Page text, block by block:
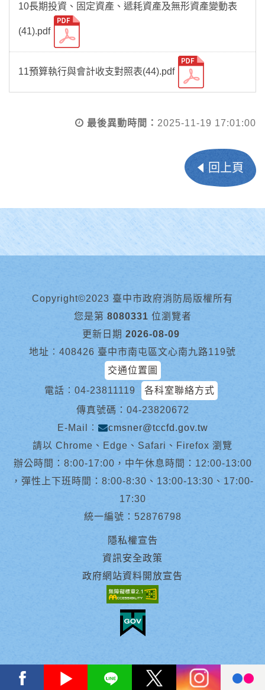
10長期投資、固定資產、遞耗資產及無形資產變動表
(41).pdf
11預算執行與會計收支對照表(44).pdf
最後異動時間： 2025-11-19 17:01:00
回上頁
Copyright©2023 臺中市政府消防局版權所有
您是第 8080331 位瀏覽者
更新日期 2026-08-09
地址︰408426 臺中市南屯區文心南九路119號
交通位置圖
電話︰ 04-23811119
各科室聯絡方式
傳真號碼：04-23820672
E-Mail︰
cmsner@tccfd.gov.tw
請以 Chrome、Edge、Safari、Firefox 瀏覽
辦公時間：8:00-17:00，中午休息時間：12:00-13:00
，彈性上下班時間：8:00-8:30、13:00-13:30、17:00-
17:30
統一編號：52876798
隱私權宣告
資訊安全政策
政府網站資料開放宣告
facebook youtube Line X instagram